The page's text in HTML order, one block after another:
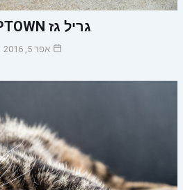
גריל גז CAMPTOWN
אפר 5, 2016